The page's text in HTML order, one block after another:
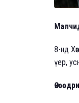
8-нд
үер,